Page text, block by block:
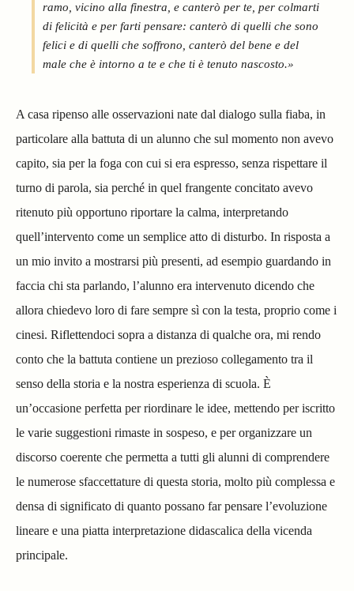
ramo, vicino alla finestra, e canterò per te, per colmarti
di felicità e per farti pensare: canterò di quelli che sono
felici e di quelli che soffrono, canterò del bene e del
male che è intorno a te e che ti è tenuto nascosto.»
A casa ripenso alle osservazioni nate dal dialogo sulla fiaba, in
particolare alla battuta di un alunno che sul momento non avevo
capito, sia per la foga con cui si era espresso, senza rispettare il
turno di parola, sia perché in quel frangente concitato avevo
ritenuto più opportuno riportare la calma, interpretando
quell’intervento come un semplice atto di disturbo. In risposta a
un mio invito a mostrarsi più presenti, ad esempio guardando in
faccia chi sta parlando, l’alunno era intervenuto dicendo che
allora chiedevo loro di fare sempre sì con la testa, proprio come i
cinesi. Riflettendoci sopra a distanza di qualche ora, mi rendo
conto che la battuta contiene un prezioso collegamento tra il
senso della storia e la nostra esperienza di scuola. È
un’occasione perfetta per riordinare le idee, mettendo per iscritto
le varie suggestioni rimaste in sospeso, e per organizzare un
discorso coerente che permetta a tutti gli alunni di comprendere
le numerose sfaccettature di questa storia, molto più complessa e
densa di significato di quanto possano far pensare l’evoluzione
lineare e una piatta interpretazione didascalica della vicenda
principale.